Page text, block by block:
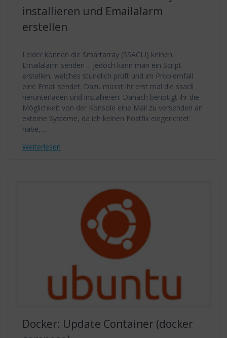
installieren und Emailalarm
erstellen
Leider können die Smartarray (SSACLI) keinen
Emailalarm senden – jedoch kann man ein Script
erstellen, welches stündlich prüft und im Problemfall
eine Email sendet. Dazu müsst ihr erst mal die ssacli
herunterladen und installieren: Danach benötigt ihr die
Möglichkeit von der Konsole eine Mail zu versenden an
externe Systeme, da ich keinen Postfix eingerichtet
habe,…
Weiterlesen
Docker: Update Container (docker